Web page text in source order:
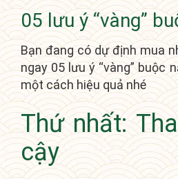
05 lưu ý “vàng”
Bạn đang có dự định mua
ngay 05 lưu ý “vàng” buộc
một cách hiệu quả nhé
Thứ nhất:
cậy